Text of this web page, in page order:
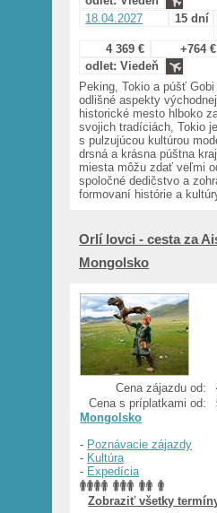
18.04.2027
15 dní
4 369 €
+764 €
odlet: Viedeň
Peking, Tokio a púšť
odlišné aspekty
historické mesto hlboko
svojich tradíciách, Tokio
s pulzujúcou kultúrou
drsná a krásna púštna
miesta môžu zdať veľmi
spoločné dedičstvo a
formovaní histórie a
Orlí lovci - cesta za
Mongolsko
Cena zájazdu od:
Cena s príplatkami od:
Mongolsko
- Poznávacie zájazdy
- Kultúra
- Expedícia
Zobraziť všetky